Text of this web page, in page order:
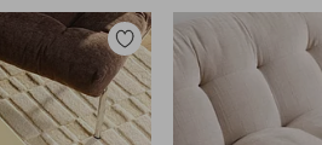
Toevoegen
aan
favorieten